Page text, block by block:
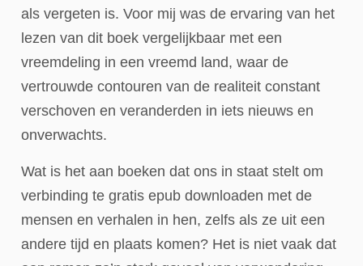
als vergeten is. Voor mij was de ervaring van het
lezen van dit boek vergelijkbaar met een
vreemdeling in een vreemd land, waar de
vertrouwde contouren van de realiteit constant
verschoven en veranderden in iets nieuws en
onverwachts.
Wat is het aan boeken dat ons in staat stelt om
verbinding te gratis epub downloaden met de
mensen en verhalen in hen, zelfs als ze uit een
andere tijd en plaats komen? Het is niet vaak dat